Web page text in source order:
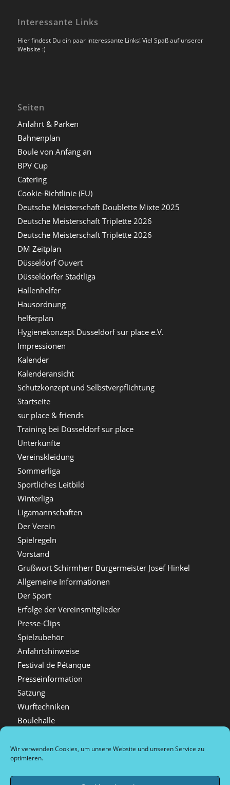
Wir verwenden Cookies, um unsere Website und unseren Service zu
optimieren.
Interessante Links
Hier findest Du ein paar interessante Links! Viel Spaß auf unserer
Website :)
Seiten
Anfahrt & Parken
Bahnenplan
Boule von Anfang an
BPV Cup
Catering
Cookie-Richtlinie (EU)
Deutsche Meisterschaft Doublette Mixte 2025
Deutsche Meisterschaft Triplette 2026
Deutsche Meisterschaft Triplette 2026
DM Zeitplan
Düsseldorf Ouvert
Düsseldorfer Stadtliga
Hallenhelfer
Hausordnung
helferplan
Hygienekonzept Düsseldorf sur place e.V.
Impressionen
Kalender
Kalenderansicht
Schutzkonzept und Selbstverpflichtung
Startseite
sur place & friends
Training bei Düsseldorf sur place
Unterkünfte
Vereinskleidung
Sommerliga
Sportliches Leitbild
Winterliga
Ligamannschaften
Der Verein
Spielregeln
Vorstand
Grußwort Schirmherr Bürgermeister Josef Hinkel
Allgemeine Informationen
Der Sport
Erfolge der Vereinsmitglieder
Presse-Clips
Spielzubehör
Anfahrtshinweise
Festival de Pétanque
Presseinformation
Satzung
Wurftechniken
Boulehalle
Videos
Festival Bildergalerien
Spielorte in Düsseldorf